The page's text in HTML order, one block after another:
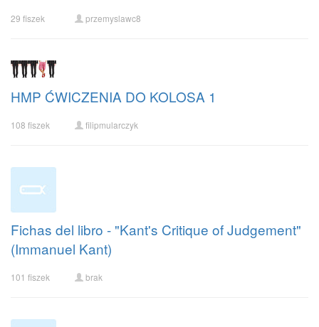
29 fiszek przemyslawc8
HMP ĆWICZENIA DO KOLOSA 1
108 fiszek filipmularczyk
Fichas del libro - "Kant's Critique of Judgement"
(Immanuel Kant)
101 fiszek brak